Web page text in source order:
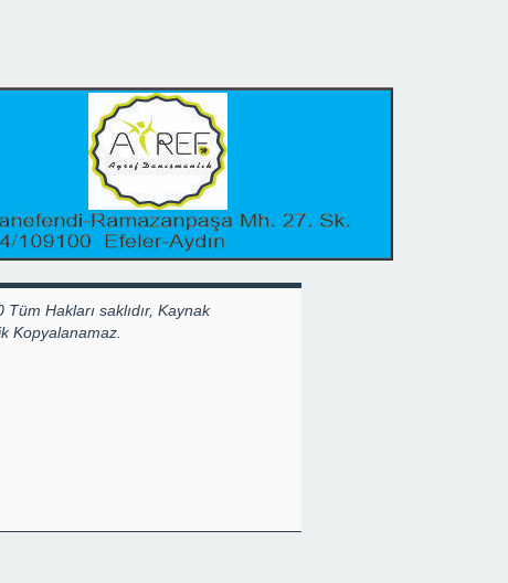
Hakları saklıdır, Kaynak
Kopyalanamaz.